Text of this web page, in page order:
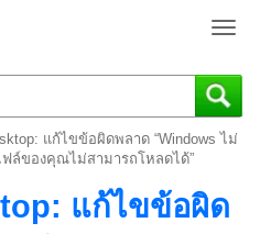
T
g
g
l
a
v
แก้ไขข้อผิดพลาด “Windows ไม่
ฟล์ของคุณไม่สามารถโหลดได้”
แก้ไขข้อผิด